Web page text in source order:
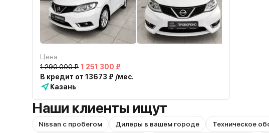
Цена
1 290 000 ₽ 1 251 300 ₽
В кредит от 13673 ₽ /мес.
Казань
Наши клиенты ищут
Nissan с пробегом Дилеры в вашем городе Техническое